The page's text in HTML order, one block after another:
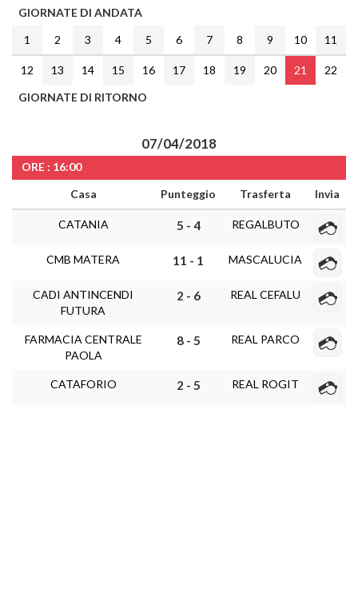
GIORNATE DI ANDATA
1
2 3 4 5 6 7 8 9 10 11
12 13 14 15 16 17 18 19 20 21
22
GIORNATE DI RITORNO
07/04/2018
ORE : 16:00
Casa
Punteggio Trasferta Invia
CATANIA 5 - 4 REGALBUTO
CMB MATERA 11 - 1 MASCALUCIA
CADI ANTINCENDI
FUTURA
2 - 6 REAL CEFALU
FARMACIA CENTRALE
PAOLA
8 - 5 REAL PARCO
CATAFORIO 2 - 5 REAL ROGIT